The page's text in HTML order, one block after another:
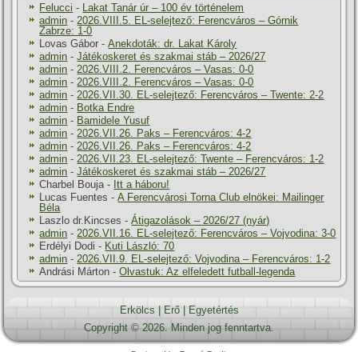
Felucci - Lakat Tanár úr – 100 év történelem
admin - 2026.VIII.5. EL-selejtező: Ferencváros – Górnik
Zabrze: 1-0
Lovas Gábor -Anekdoták: dr. Lakat Károly
admin -Játékoskeret és szakmai stáb – 2026/27
admin - 2026.VIII.2. Ferencváros – Vasas: 0-0
admin - 2026.VIII.2. Ferencváros – Vasas: 0-0
admin - 2026.VII.30. EL-selejtező: Ferencváros – Twente: 2-2
admin - Botka Endre
admin - Bamidele Yusuf
admin - 2026.VII.26. Paks – Ferencváros: 4-2
admin - 2026.VII.26. Paks – Ferencváros: 4-2
admin - 2026.VII.23. EL-selejtező: Twente – Ferencváros: 1-2
admin -Játékoskeret és szakmai stáb – 2026/27
Charbel Bouja - Itt a háboru!
Lucas Fuentes -A Ferencvárosi Torna Club elnökei: Mailinger
Béla
Laszlo dr.Kincses -Átigazolások – 2026/27 (nyár)
admin - 2026.VII.16. EL-selejtező: Ferencváros – Vojvodina: 3-0
Erdélyi Dodi - Kuti László: 70
admin - 2026.VII.9. EL-selejtező: Vojvodina – Ferencváros: 1-2
Andrási Márton -Olvastuk: Az elfeledett futball-legenda
Erkölcs Erő|
Egyetértés
Copyright © 2026. Minden jog fenntartva.